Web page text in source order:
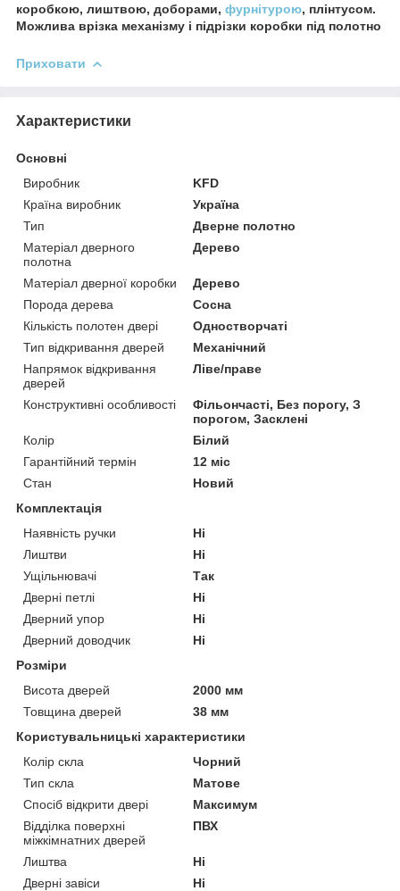
коробкою, лиштвою, доборами, фурнітурою, плінтусом.
Можлива врізка механізму і підрізки коробки під полотно
Приховати
Характеристики
Основні
Виробник
KFD
Країна виробник
Україна
Тип
Дверне полотно
Матеріал дверного
полотна
Дерево
Матеріал дверної коробки
Дерево
Порода дерева
Сосна
Кількість полотен двері
Одностворчаті
Тип відкривання дверей
Механічний
Напрямок відкривання
дверей
Ліве/праве
Конструктивні особливості
Фільончасті, Без порогу, З
порогом, Засклені
Колір
Білий
Гарантійний термін
12 міс
Стан
Новий
Комплектація
Наявність ручки
Ні
Лиштви
Ні
Ущільнювачі
Так
Дверні петлі
Ні
Дверний упор
Ні
Дверний доводчик
Ні
Розміри
Висота дверей
2000 мм
Товщина дверей
38 мм
Користувальницькі характеристики
Колір скла
Чорний
Тип скла
Матове
Спосіб відкрити двері
Максимум
Відділка поверхні
міжкімнатних дверей
ПВХ
Лиштва
Ні
Дверні завіси
Ні